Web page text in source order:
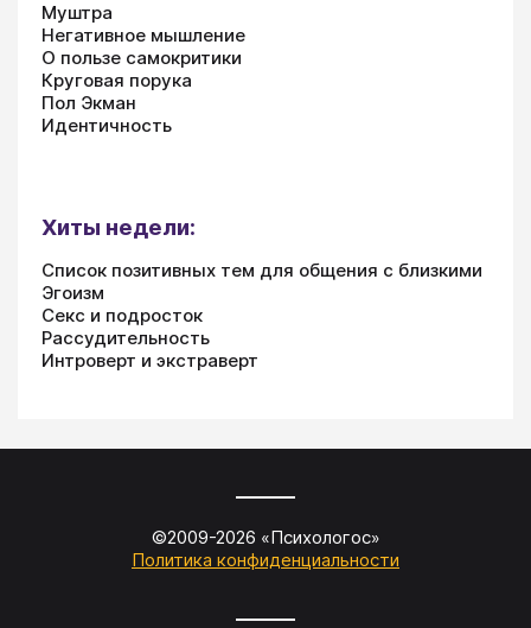
Муштра
Негативное мышление
О пользе самокритики
Круговая порука
Пол Экман
Идентичность
Хиты недели:
Список позитивных тем для общения с близкими
Эгоизм
Секс и подросток
Рассудительность
Интроверт и экстраверт
©2009-2026 «Психологос»
Политика конфиденциальности